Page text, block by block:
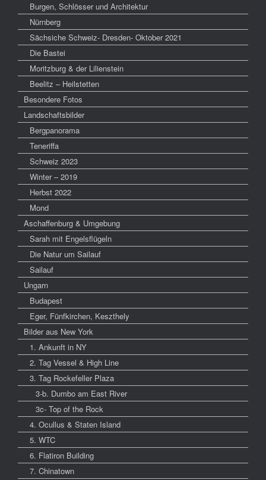
Burgen, Schlösser und Architektur
Nürnberg
Sächsiche Schweiz- Dresden- Oktober 2021
Die Bastei
Moritzburg & der Lilienstein
Beelitz – Heilstetten
Besondere Fotos
Landschaftsbilder
Bergpanorama
Teneriffa
Schweiz 2023
Winter – 2019
Herbst 2022
Mond
Aschaffenburg & Umgebung
Sarah mit Engelsflügeln
Die Natur um Sailauf
Sailauf
Ungarn
Budapest
Eger, Fünfkirchen, Keszthely
Bilder aus New York
1. Ankunft in NY
2. Tag Vessel & High Line
3. Tag Rockefeller Plaza
3-b. Dumbo am East River
3c- Top of the Rock
4. Ocullus & Staten Island
5. WTC
6. Flatiron Building
7. Chinatown